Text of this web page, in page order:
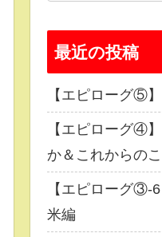
最近の投稿
【エピローグ⑤
【エピローグ④
か＆これからのこ
【エピローグ
米編